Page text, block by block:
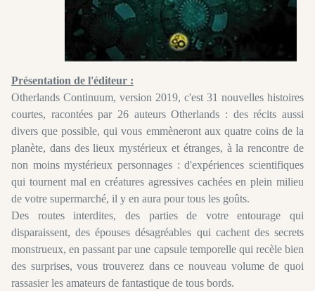
Présentation de l'éditeur :
Otherlands Continuum, version 2019, c'est 31 nouvelles histoires
courtes, racontées par 26 auteurs Otherlands : des récits aussi
divers que possible, qui vous emmèneront aux quatre coins de la
planète, dans des lieux mystérieux et étranges, à la rencontre de
non moins mystérieux personnages : d'expériences scientifiques
qui tournent mal en créatures agressives cachées en plein milieu
de votre supermarché, il y en aura pour tous les goûts.
Des routes interdites, des parties de votre entourage qui
disparaissent, des épouses désagréables qui cachent des secrets
monstrueux, en passant par une capsule temporelle qui recèle bien
des surprises, vous trouverez dans ce nouveau volume de quoi
rassasier les amateurs de fantastique de tous bords.